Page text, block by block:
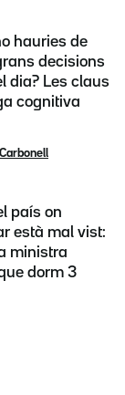
hauries de
decisions
dia? Les claus
cognitiva
país on
està mal vist:
ministra
dorm 3